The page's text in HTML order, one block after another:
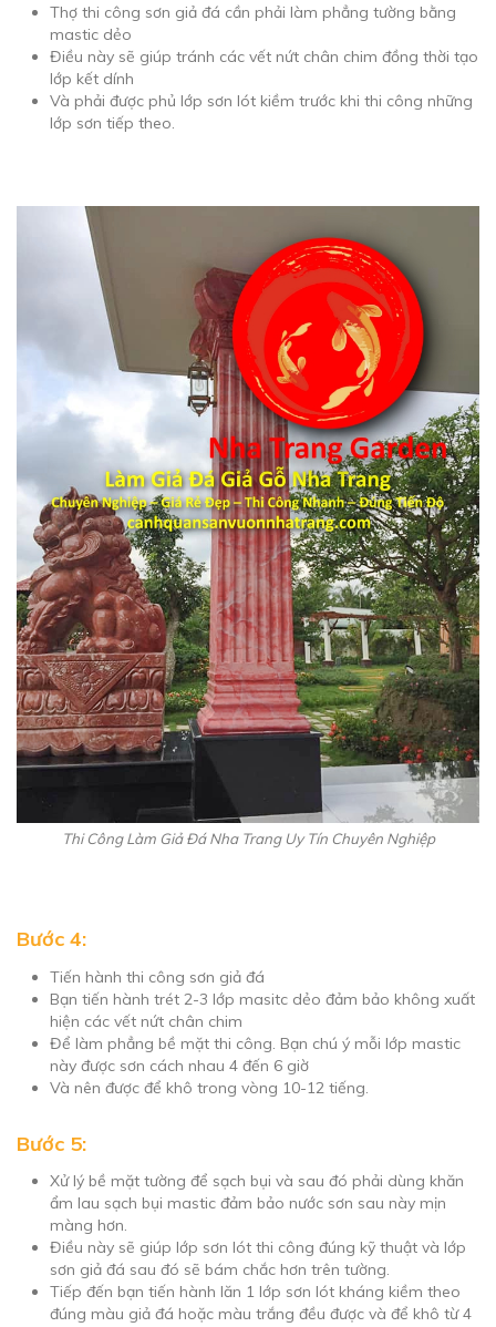
Thợ thi công sơn giả đá cần phải làm phẳng tường bằng
mastic dẻo
Điều này sẽ giúp tránh các vết nứt chân chim đồng thời tạo
lớp kết dính
Và phải được phủ lớp sơn lót kiềm trước khi thi công những
lớp sơn tiếp theo.
Thi Công Làm Giả Đá Nha Trang Uy Tín Chuyên Nghiệp
Bước 4:
Tiến hành thi công sơn giả đá
Bạn tiến hành trét 2-3 lớp masitc dẻo đảm bảo không xuất
hiện các vết nứt chân chim
Để làm phẳng bề mặt thi công. Bạn chú ý mỗi lớp mastic
này được sơn cách nhau 4 đến 6 giờ
Và nên được để khô trong vòng 10-12 tiếng.
Bước 5:
Xử lý bề mặt tường để sạch bụi và sau đó phải dùng khăn
ẩm lau sạch bụi mastic đảm bảo nước sơn sau này mịn
màng hơn.
Điều này sẽ giúp lớp sơn lót thi công đúng kỹ thuật và lớp
sơn giả đá sau đó sẽ bám chắc hơn trên tường.
Tiếp đến bạn tiến hành lăn 1 lớp sơn lót kháng kiềm theo
đúng màu giả đá hoặc màu trắng đều được và để khô từ 4